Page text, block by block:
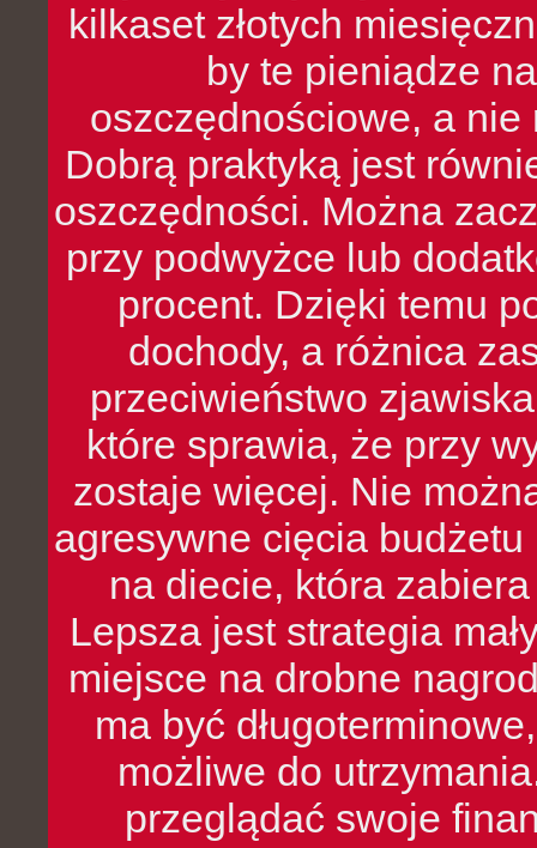
kilkaset złotych
by te pieniądze
oszczędnościowe, a nie
Dobrą praktyką jest
oszczędności. Można
przy podwyżce lub
procent. Dzięki temu
dochody, a różnica
przeciwieństwo
które sprawia, że przy
zostaje więcej. Nie
agresywne cięcia
na diecie, która
Lepsza jest strategia
miejsce na drobne
ma być
możliwe do
przeglądać swoje